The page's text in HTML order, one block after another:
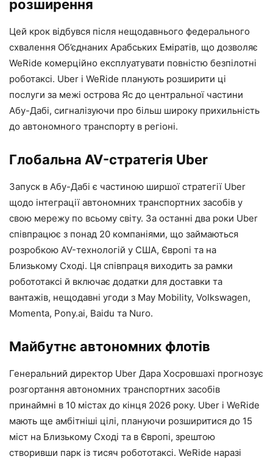
розширення
Цей крок відбувся після нещодавнього федерального
схвалення Об’єднаних Арабських Еміратів, що дозволяє
WeRide комерційно експлуатувати повністю безпілотні
роботаксі. Uber і WeRide планують розширити ці
послуги за межі острова Яс до центральної частини
Абу-Дабі, сигналізуючи про більш широку прихильність
до автономного транспорту в регіоні.
Глобальна AV-стратегія Uber
Запуск в Абу-Дабі є частиною ширшої стратегії Uber
щодо інтеграції автономних транспортних засобів у
свою мережу по всьому світу. За останні два роки Uber
співпрацює з понад 20 компаніями, що займаються
розробкою AV-технологій у США, Європі та на
Близькому Сході. Ця співпраця виходить за рамки
робототаксі й включає додатки для доставки та
вантажів, нещодавні угоди з May Mobility, Volkswagen,
Momenta, Pony.ai, Baidu та Nuro.
Майбутнє автономних флотів
Генеральний директор Uber Дара Хосровшахі прогнозує
розгортання автономних транспортних засобів
принаймні в 10 містах до кінця 2026 року. Uber і WeRide
мають ще амбітніші цілі, плануючи розширитися до 15
міст на Близькому Сході та в Європі, зрештою
створивши парк із тисяч робототаксі. WeRide наразі